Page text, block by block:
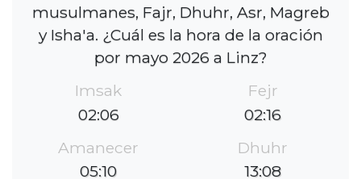
musulmanes, Fajr, Dhuhr, Asr, Magreb
y Isha'a. ¿Cuál es la hora de la oración
por mayo 2026 a Linz?
Imsak
02:06
Fejr
02:16
Amanecer
05:10
Dhuhr
13:08